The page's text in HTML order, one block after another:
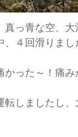
真っ青な空、
４回滑りま
かった～！痛
転しましたし